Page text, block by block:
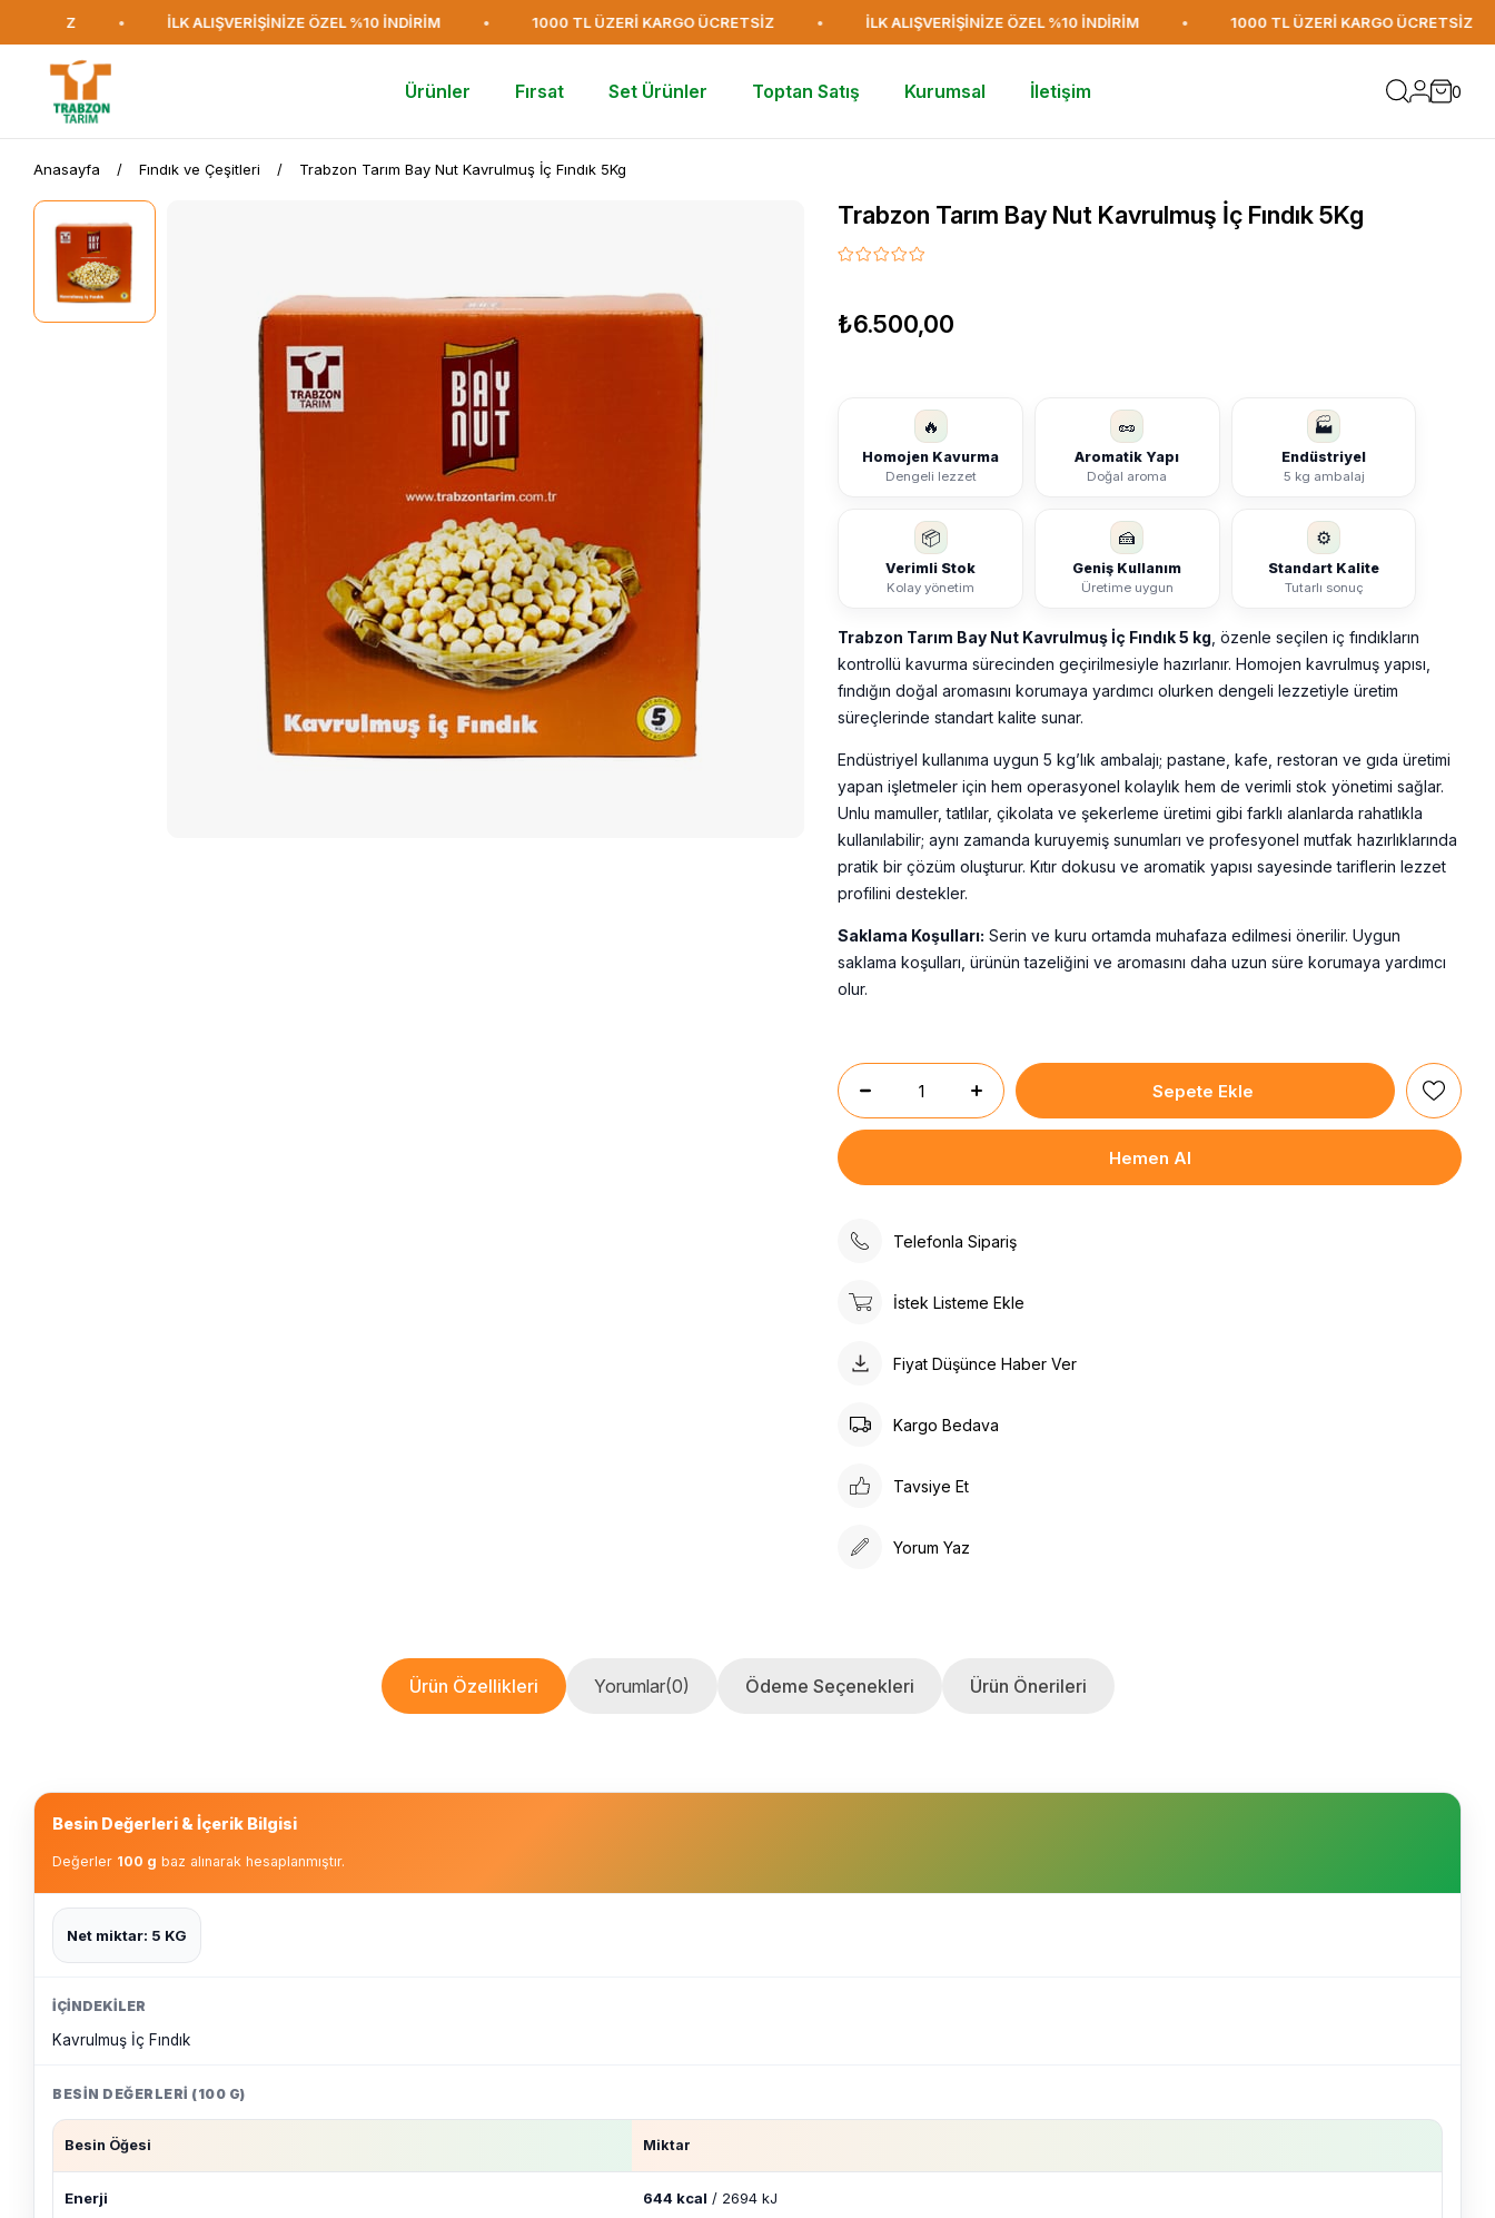
İLK ALIŞVERİŞİNİZE ÖZEL %10 İNDİRİM 1000 TL ÜZERİ KARGO ÜCRETSİZ İLK ALIŞVERİŞİNİZE ÖZEL %10 İNDİRİM 1000 TL ÜZERİ KARGO ÜCRETSİZ
Ürünler Fırsat Set Ürünler Toptan Satış Kurumsal İletişim 0
Anasayfa Fındık ve Çeşitleri Trabzon Tarım Bay Nut Kavrulmuş İç Fındık 5Kg
Trabzon Tarım Bay Nut Kavrulmuş İç Fındık 5Kg
₺6.500,00
🔥
Homojen Kavurma
Dengeli lezzet
🥜
Aromatik Yapı
Doğal aroma
🏭
Endüstriyel
5 kg ambalaj
📦
Verimli Stok
Kolay yönetim
🍰
Geniş Kullanım
Üretime uygun
⚙️
Standart Kalite
Tutarlı sonuç
Trabzon Tarım Bay Nut Kavrulmuş İç Fındık 5 kg , özenle seçilen iç fındıkların
kontrollü kavurma sürecinden geçirilmesiyle hazırlanır. Homojen kavrulmuş yapısı,
fındığın doğal aromasını korumaya yardımcı olurken dengeli lezzetiyle üretim
süreçlerinde standart kalite sunar.
Endüstriyel kullanıma uygun 5 kg’lık ambalajı; pastane, kafe, restoran ve gıda üretimi
yapan işletmeler için hem operasyonel kolaylık hem de verimli stok yönetimi sağlar.
Unlu mamuller, tatlılar, çikolata ve şekerleme üretimi gibi farklı alanlarda rahatlıkla
kullanılabilir; aynı zamanda kuruyemiş sunumları ve profesyonel mutfak hazırlıklarında
pratik bir çözüm oluşturur. Kıtır dokusu ve aromatik yapısı sayesinde tariflerin lezzet
profilini destekler.
Saklama Koşulları: Serin ve kuru ortamda muhafaza edilmesi önerilir. Uygun
saklama koşulları, ürünün tazeliğini ve aromasını daha uzun süre korumaya yardımcı
olur.
Telefonla Sipariş
İstek Listeme Ekle
Fiyat Düşünce Haber Ver
Kargo Bedava
Tavsiye Et
Yorum Yaz
Ürün Özellikleri Yorumlar(0) Ödeme Seçenekleri Ürün Önerileri
Besin Değerleri & İçerik Bilgisi
Değerler 100 g baz alınarak hesaplanmıştır.
Net miktar: 5 KG
İÇINDEKILER
Kavrulmuş İç Fındık
BESIN DEĞERLERI (100 G)
Besin Öğesi Miktar
Enerji 644 kcal / 2694 kJ